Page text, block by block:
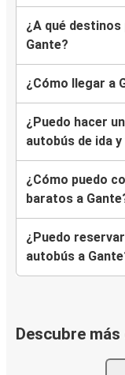
¿A qué
Gante?
¿Cómo llegar a
¿Puedo hacer
autobús de ida
¿Cómo puedo
baratos a
¿Puedo
autobús a
Descubre